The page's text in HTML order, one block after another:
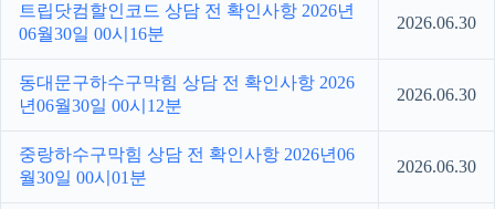
트립닷컴할인코드 상담 전 확인사항 2026년
06월30일 00시16분
2026.06.30
동대문구하수구막힘 상담 전 확인사항 2026
년06월30일 00시12분
2026.06.30
중랑하수구막힘 상담 전 확인사항 2026년06
월30일 00시01분
2026.06.30